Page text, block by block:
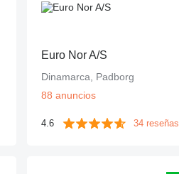
Euro Nor A/S
Dinamarca, Padborg
88 anuncios
4.6 34 reseñas